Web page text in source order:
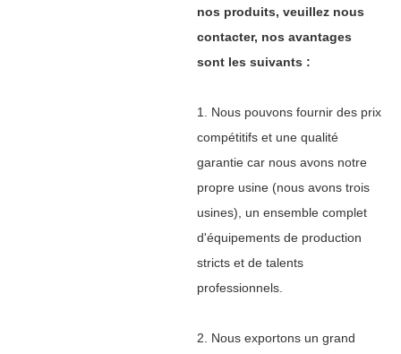
nos produits, veuillez nous
contacter, nos avantages
sont les suivants :
1. Nous pouvons fournir des prix
compétitifs et une qualité
garantie car nous avons notre
propre usine (nous avons trois
usines), un ensemble complet
d'équipements de production
stricts et de talents
professionnels.
2. Nous exportons un grand